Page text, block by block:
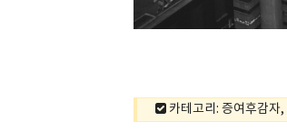
카테고리: 증여후감